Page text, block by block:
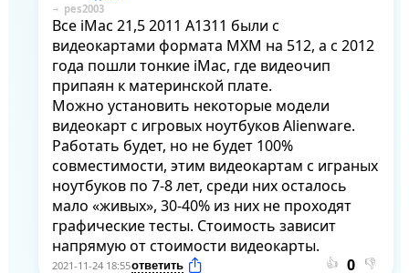
pes2003
Все iMac 21,5 2011 A1311 были с
видеокартами формата MXM на 512, а с 2012
года пошли тонкие iMac, где видеочип
припаян к материнской плате.
Можно установить некоторые модели
видеокарт с игровых ноутбуков Alienware.
Работать будет, но не будет 100%
совместимости, этим видеокартам с играных
ноутбуков по 7-8 лет, среди них осталось
мало «живых», 30-40% из них не проходят
графические тесты. Стоимость зависит
напрямую от стоимости видеокарты.
2021-11-24 18:55 👍 👎